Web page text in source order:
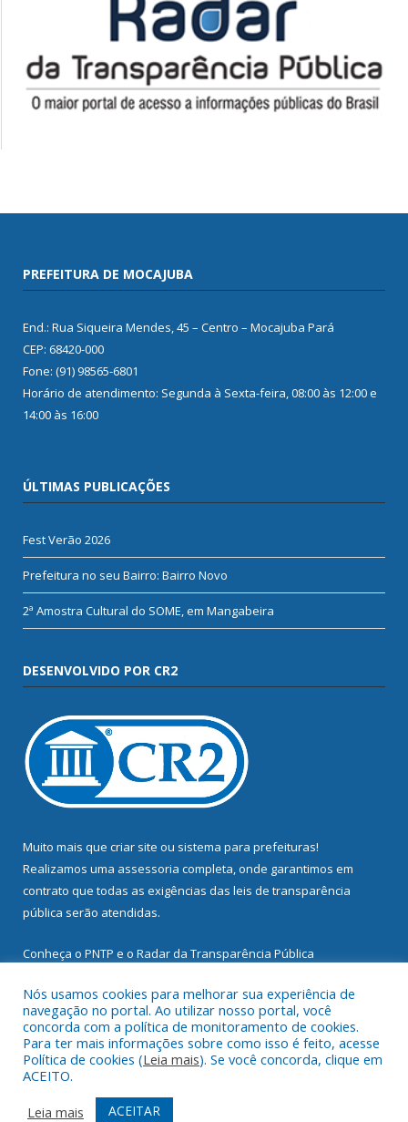
PREFEITURA DE MOCAJUBA
End.: Rua Siqueira Mendes, 45 – Centro – Mocajuba Pará
CEP: 68420-000
Fone: (91) 98565-6801
Horário de atendimento: Segunda à Sexta-feira, 08:00 às 12:00 e
14:00 às 16:00
ÚLTIMAS PUBLICAÇÕES
Fest Verão 2026
Prefeitura no seu Bairro: Bairro Novo
2ª Amostra Cultural do SOME, em Mangabeira
DESENVOLVIDO POR CR2
Muito mais que criar site ou sistema para prefeituras!
Realizamos uma assessoria completa, onde garantimos em
contrato que todas as exigências das leis de transparência
pública serão atendidas.
Conheça o PNTP e o Radar da Transparência Pública
Todos os direitos reservados a Prefeitura Municipal de
Mocajuba.
Mapa do Site
Acessar Área Administrativa
Nós usamos cookies para melhorar sua experiência de
navegação no portal. Ao utilizar nosso portal, você
concorda com a política de monitoramento de cookies.
Para ter mais informações sobre como isso é feito, acesse
Política de cookies (Leia mais). Se você concorda, clique em
ACEITO.
Leia mais
ACEITAR